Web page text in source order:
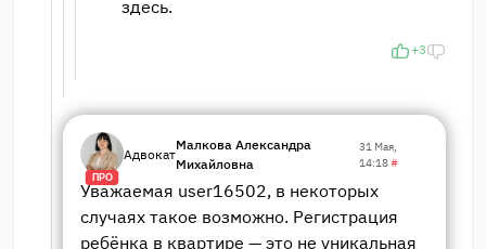
здесь.
+3
ПРО
Адвокат
Малкова Александра
Михайловна
31 Мая,
14:18#
Уважаемая user16502, в некоторых
случаях такое возможно. Регистрация
ребёнка в квартире — это не уникальная